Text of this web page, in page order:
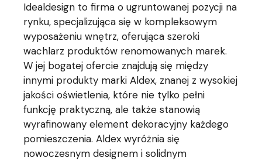
Idealdesign to firma o ugruntowanej pozycji na
rynku, specjalizująca się w kompleksowym
wyposażeniu wnętrz, oferująca szeroki
wachlarz produktów renomowanych marek.
W jej bogatej ofercie znajdują się między
innymi produkty marki Aldex, znanej z wysokiej
jakości oświetlenia, które nie tylko pełni
funkcję praktyczną, ale także stanowią
wyrafinowany element dekoracyjny każdego
pomieszczenia. Aldex wyróżnia się
nowoczesnym designem i solidnym